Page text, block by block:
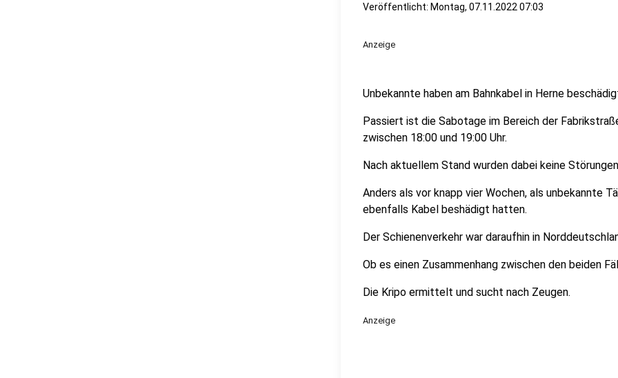
Veröffentlicht: Montag, 07.11.2022 07:03
Anzeige
Unbekannte haben am Bahnkabel in Herne
Passiert ist die Sabotage im Bereich der
zwischen 18:00 und 19:00 Uhr.
Nach aktuellem Stand wurden dabei keine
Anders als vor knapp vier Wochen, als unbekannte
ebenfalls Kabel beshädigt hatten.
Der Schienenverkehr war daraufhin in
Ob es einen Zusammenhang zwischen den beiden
Die Kripo ermittelt und sucht nach Zeugen.
Anzeige